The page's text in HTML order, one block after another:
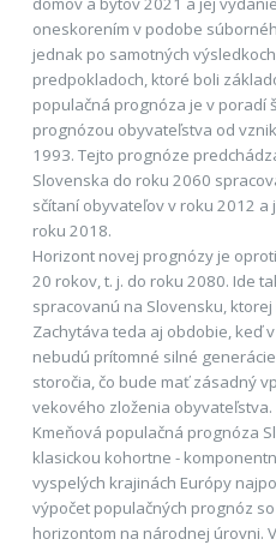
oneskorením v podobe
jednak po samotných
predpokladoch, ktoré boli
populačná prognóza je v poradí
prognózou obyvateľstva od
1993. Tejto prognóze
Slovenska do roku 2060
sčítaní obyvateľov v roku 2012
roku 2018.
Horizont novej prognózy je
20 rokov, t. j. do roku 2080. Ide
spracovanú na Slovensku,
Zachytáva teda aj obdobie, keď
nebudú prítomné silné
storočia, čo bude mať zásadný
vekového zloženia obyvateľstva.
Kmeňová populačná prognóza
klasickou kohortne -
vyspelých krajinách Európy
výpočet populačných prognóz
horizontom na národnej úrovni.